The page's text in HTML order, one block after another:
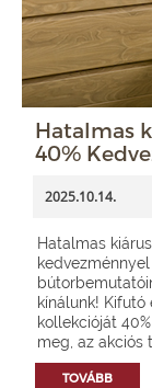
Hatalmas
40%
2025.10.14.
Hatalmas
kínálunk!
kollekcióját
meg, az akciós
TOVÁBB